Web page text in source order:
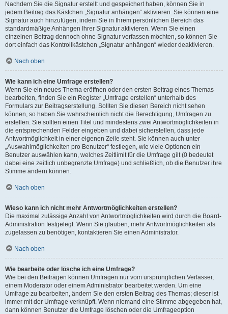
Nachdem Sie die Signatur erstellt und gespeichert haben, können Sie in
jedem Beitrag das Kästchen „Signatur anhängen“ aktivieren. Sie können eine
Signatur auch hinzufügen, indem Sie in Ihrem persönlichen Bereich das
standardmäßige Anhängen Ihrer Signatur aktivieren. Wenn Sie einen
einzelnen Beitrag dennoch ohne Signatur verfassen möchten, so können Sie
dort einfach das Kontrollkästchen „Signatur anhängen“ wieder deaktivieren.
Nach oben
Wie kann ich eine Umfrage erstellen?
Wenn Sie ein neues Thema eröffnen oder den ersten Beitrag eines Themas
bearbeiten, finden Sie ein Register „Umfrage erstellen“ unterhalb des
Formulars zur Beitragserstellung. Sollten Sie diesen Bereich nicht sehen
können, so haben Sie wahrscheinlich nicht die Berechtigung, Umfragen zu
erstellen. Sie sollten einen Titel und mindestens zwei Antwortmöglichkeiten in
die entsprechenden Felder eingeben und dabei sicherstellen, dass jede
Antwortmöglichkeit in einer eigenen Zeile steht. Sie können auch unter
„Auswahlmöglichkeiten pro Benutzer“ festlegen, wie viele Optionen ein
Benutzer auswählen kann, welches Zeitlimit für die Umfrage gilt (0 bedeutet
dabei eine zeitlich unbegrenzte Umfrage) und schließlich, ob die Benutzer ihre
Stimme ändern können.
Nach oben
Wieso kann ich nicht mehr Antwortmöglichkeiten erstellen?
Die maximal zulässige Anzahl von Antwortmöglichkeiten wird durch die Board-
Administration festgelegt. Wenn Sie glauben, mehr Antwortmöglichkeiten als
zugelassen zu benötigen, kontaktieren Sie einen Administrator.
Nach oben
Wie bearbeite oder lösche ich eine Umfrage?
Wie bei den Beiträgen können Umfragen nur vom ursprünglichen Verfasser,
einem Moderator oder einem Administrator bearbeitet werden. Um eine
Umfrage zu bearbeiten, ändern Sie den ersten Beitrag des Themas; dieser ist
immer mit der Umfrage verknüpft. Wenn niemand eine Stimme abgegeben hat,
dann können Benutzer die Umfrage löschen oder die Umfrageoption